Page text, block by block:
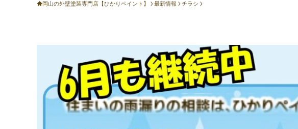
岡山の外壁塗装専門店【ひかりペイント】 最新情報 チラシ